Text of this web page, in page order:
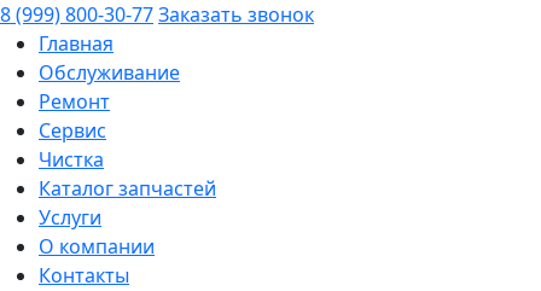
8 (999) 800-30-77Заказать звонок
Главная
Обслуживание
Ремонт
Сервис
Чистка
Каталог запчастей
Услуги
О компании
Контакты